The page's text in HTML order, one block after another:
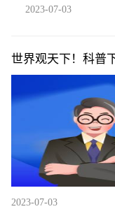
2023-07-03
世界观天下！科普
2023-07-03